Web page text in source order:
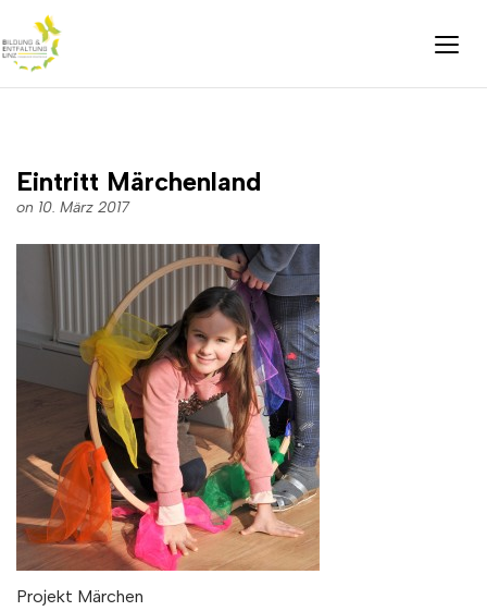
Eintritt Märchenland
on 10. März 2017
Projekt Märchen